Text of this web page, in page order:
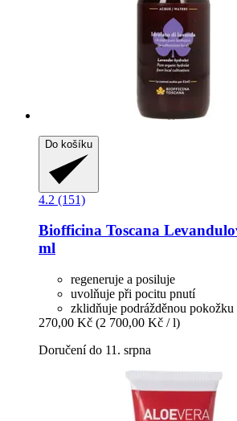
Do košíku
4.2 (151)
Biofficina Toscana
ml
regeneruje a posiluje
uvolňuje při pocitu pnutí
zklidňuje podrážděnou
270,00 Kč (2 700,00 Kč / l)
Doručení do 11. srpna